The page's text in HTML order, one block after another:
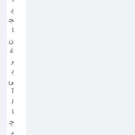
ی
ج
ا
ن
غ
ر
ب
ی
آ
ل
ا
چ
ی